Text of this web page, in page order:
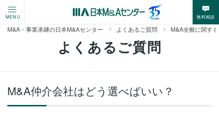
MENU 無料相談
M&A・事業承継の日本M&Aセンター よくあるご質問 M&A全般に関す
よくあるご質問
M&A仲介会社はどう選べばいい？